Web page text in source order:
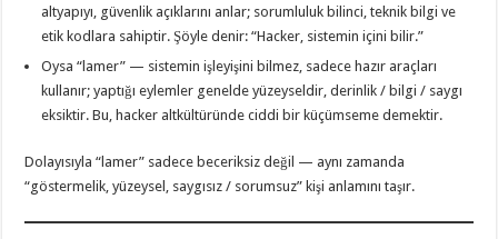
altyapıyı, güvenlik açıklarını anlar; sorumluluk bilinci, teknik bilgi ve
etik kodlara sahiptir. Şöyle denir: “Hacker, sistemin içini bilir.”
Oysa “lamer” — sistemin işleyişini bilmez, sadece hazır araçları
kullanır; yaptığı eylemler genelde yüzeyseldir, derinlik / bilgi / saygı
eksiktir. Bu, hacker altkültüründe ciddi bir küçümseme demektir.
Dolayısıyla “lamer” sadece beceriksiz değil — aynı zamanda
“göstermelik, yüzeysel, saygısız / sorumsuz” kişi anlamını taşır.